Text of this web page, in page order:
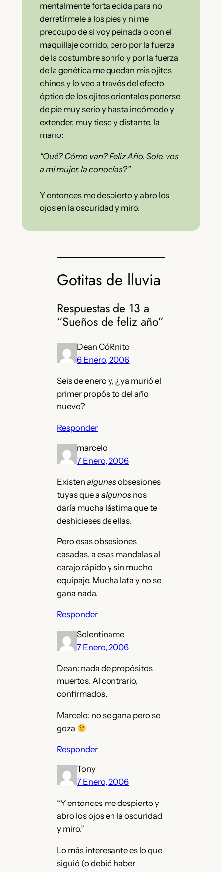
mentalmente fortalecida para no
derretírmele a los pies y ni me
preocupo de si voy peinada o con el
maquillaje corrido, pero por la fuerza
de la costumbre sonrío y por la fuerza
de la genética me quedan mis ojitos
chinos y lo veo a través del efecto
óptico de los ojitos orientales ponerse
de pie muy serio y hasta incómodo y
extender, muy tieso y distante, la
mano:
“Qué? Cómo van? Feliz Año. Sole, vos
a mi mujer, la conocías?”
Y entonces me despierto y abro los
ojos en la oscuridad y miro.
Gotitas de lluvia
Respuestas de 13 a
“Sueños de feliz año”
Dean CóRnito
6 Enero, 2006
Seis de enero y, ¿ya murió el
primer propósito del año
nuevo?
Responder
marcelo
7 Enero, 2006
Existenalgunasobsesiones
tuyas que aalgunos nos
daría mucha lástima que te
deshicieses de ellas.
Pero esas obsesiones
casadas, a esas mandalas al
carajo rápido y sin mucho
equipaje. Mucha lata y no se
gana nada.
Responder
Solentiname
7 Enero, 2006
Dean: nada de propósitos
muertos. Al contrario,
confirmados.
Marcelo: no se gana pero se
goza
Responder
Tony
7 Enero, 2006
“Y entonces me despierto y
abro los ojos en la oscuridad
y miro.”
Lo más interesante es lo que
siguió (o debió haber